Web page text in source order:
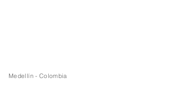
Medellín - Colombia